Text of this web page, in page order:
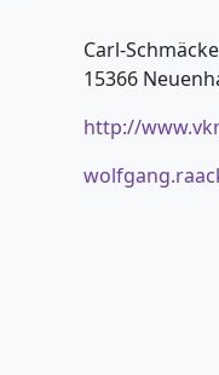
Carl-
15366
http://